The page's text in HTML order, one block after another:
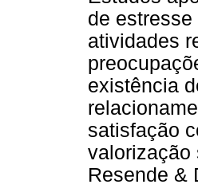
de
atividades
existência
satisfação
valorização
Resende &